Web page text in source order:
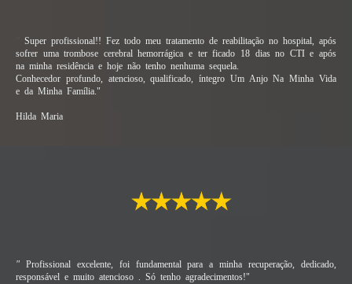
Super profissional!! Fez todo meu tratamento de reabilitação no hospital, após
sofrer uma trombose cerebral hemorrágica e ter ficado 18 dias no CTI e após
na minha residência e hoje não tenho nenhuma sequela.
Conhecedor profundo, atencioso, qualificado, íntegro Um Anjo Na Minha Vida
e da Minha Família."
Hilda Maria
" Profissional excelente, foi fundamental para a minha recuperação, dedicado,
responsável e muito atencioso . Só tenho agradecimentos!"